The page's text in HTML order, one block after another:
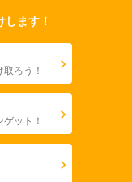
します！
ろう！
ット！